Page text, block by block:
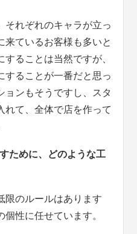
それぞれのキャラが立っ
来ているお客様も多いと
ることは当然ですが、
することが一番だと思っ
ョンもそうですし、スタ
れて、全体で店を作って
ために、どのような工
限のルールはあります
性に任せています。